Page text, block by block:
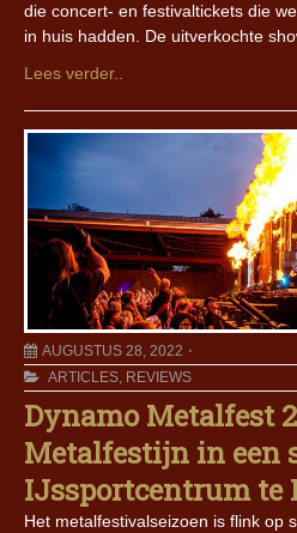
die concert- en festivaltickets die
in huis hadden. De uitverkochte
Lees verder..
AUGUSTUS 28, 2022
ARTICLES, REVIEWS
Dynamo Metalfest
Metalfestijn in een
IJssportcentrum te
Het metalfestivalseizoen is flink op